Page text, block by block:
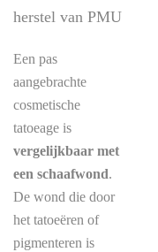
herstel van PMU
Een pas
aangebrachte
cosmetische
tatoeage is
vergelijkbaar met
een schaafwond.
De wond die door
het tatoeëren of
pigmenteren is